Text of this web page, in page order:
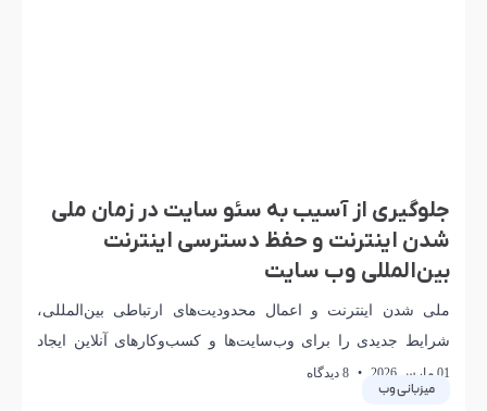
میزبانی وب
جلوگیری از آسیب به سئو سایت در زمان ملی
شدن اینترنت و حفظ دسترسی اینترنت
بین‌المللی وب سایت
ملی شدن اینترنت و اعمال محدودیت‌های ارتباطی بین‌المللی،
شرایط جدیدی را برای وب‌سایت‌ها و کسب‌وکارهای آنلاین ایجاد
کرده است. در چنین وضعیتی، حفظ دسترسی هم‌زمان
01 مارس 2026